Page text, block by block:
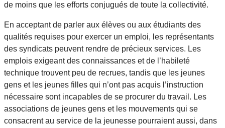
de moins que les efforts conjugués de toute la collectivité.
En acceptant de parler aux élèves ou aux étudiants des
qualités requises pour exercer un emploi, les représentants
des syndicats peuvent rendre de précieux services. Les
emplois exigeant des connaissances et de l’habileté
technique trouvent peu de recrues, tandis que les jeunes
gens et les jeunes filles qui n’ont pas acquis l’instruction
nécessaire sont incapables de se procurer du travail. Les
associations de jeunes gens et les mouvements qui se
consacrent au service de la jeunesse pourraient aussi, dans